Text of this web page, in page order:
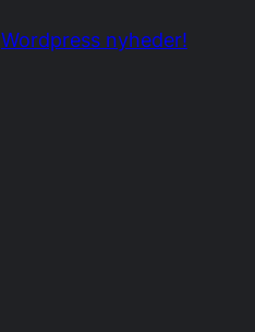
Wordpress nyheder!